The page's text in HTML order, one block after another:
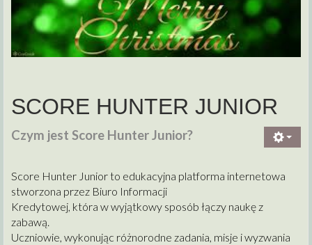
SCORE HUNTER JUNIOR
Czym jest Score Hunter Junior?
Score Hunter Junior to edukacyjna platforma internetowa
stworzona przez Biuro Informacji
Kredytowej, która w wyjątkowy sposób łączy naukę z
zabawą.
Uczniowie, wykonując różnorodne zadania, misje i wyzwania